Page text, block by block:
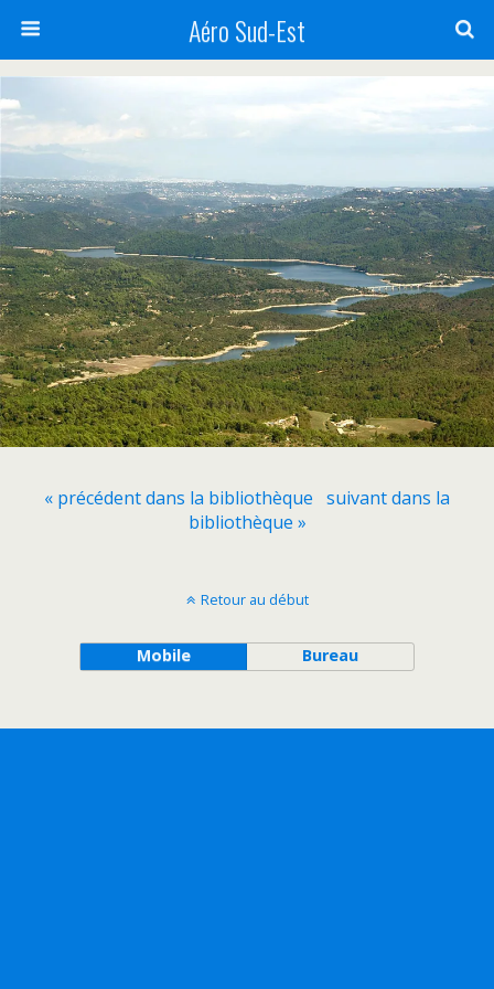
Aéro Sud-Est
« précédent dans la bibliothèque suivant dans la
bibliothèque »
Retour au début
Mobile Bureau